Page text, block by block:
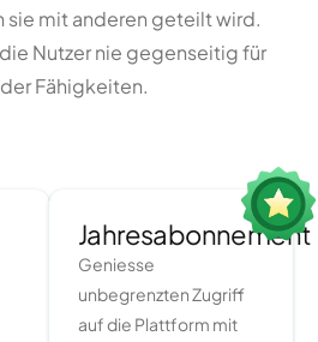
sie mit anderen geteilt wird.
Nutzer nie gegenseitig für
Fähigkeiten.
Jahresabonnement
Geniesse
unbegrenzten Zugriff
auf die Plattform mit